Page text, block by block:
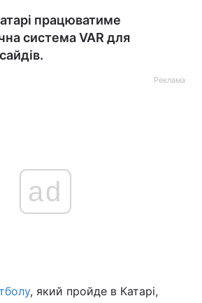
працюватиме
система VAR для
Реклама
ad
, який пройде в Катарі,